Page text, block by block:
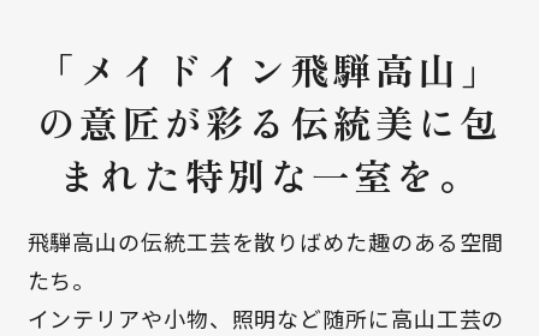
「メイドイン飛騨高山」
の意匠が彩る伝統美に包
まれた特別な一室を。
飛騨高山の伝統工芸を散りばめた趣のある空間
たち。
インテリアや小物、照明など随所に高山工芸の